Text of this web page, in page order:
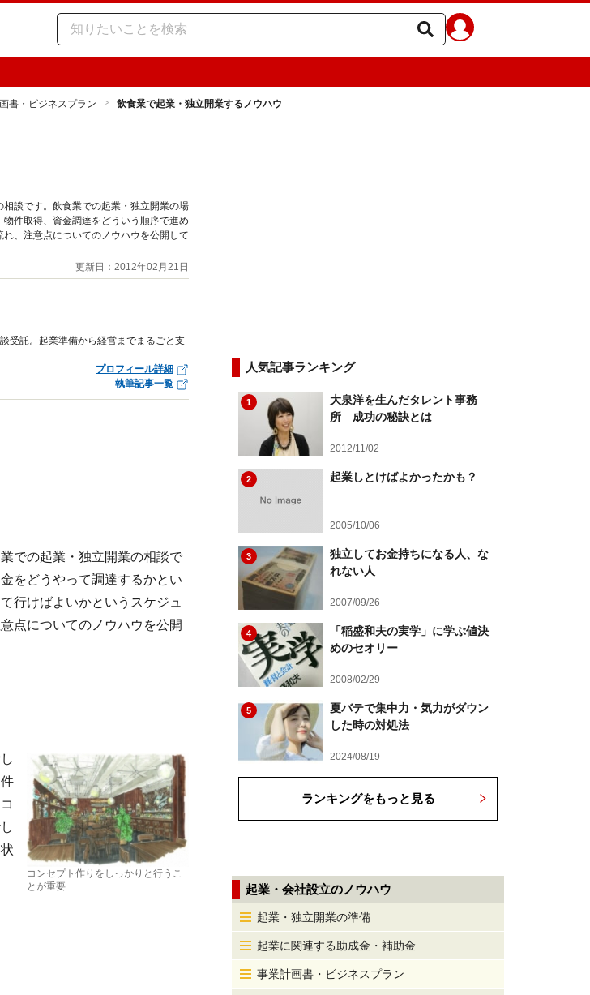
書・ビジネスプラン 飲食業で起業・独立開業するノウハウ
談です。飲食業での起業・独立開業の場
件取得、資金調達をどういう順序で進め
、注意点についてのノウハウを公開して
更新日：2012年02月21日
受託。起業準備から経営までまるごと支
プロフィール詳細
執筆記事一覧
での起業・独立開業の相談で
をどうやって調達するかとい
行けばよいかというスケジュ
点についてのノウハウを公開
コンセプト作りをしっかりと行うこ
とが重要
人気記事ランキング
1
大泉洋を生んだタレント事務
所 成功の秘訣とは
2012/11/02
2 起業しとけばよかったかも？
2005/10/06
3
独立してお金持ちになる人、な
れない人
2007/09/26
4
「稲盛和夫の実学」に学ぶ値決
めのセオリー
2008/02/29
5
夏バテで集中力・気力がダウン
した時の対処法
2024/08/19
ランキングをもっと見る
起業・会社設立のノウハウ
起業・独立開業の準備
起業に関連する助成金・補助金
事業計画書・ビジネスプラン